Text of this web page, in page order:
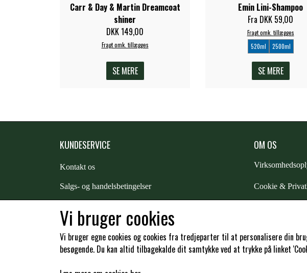
Carr & Day & Martin Dreamcoat
shiner
DKK 149,00
Fragt omk. tillægges
SE MERE
Emin Lini-Shampoo
Fra DKK 59,00
Fragt omk. tillægges
520ml
2500ml
SE MERE
KUNDESERVICE
Kontakt os
Salgs- og handelsbetingelser
Kunde login
OM OS
Cookie &
Samarbejde -
Vi bruger cookies
Vi bruger egne cookies og cookies fra tredjeparter til at personalisere din
besøgende. Du kan altid tilbagekalde dit samtykke ved at trykke på linket